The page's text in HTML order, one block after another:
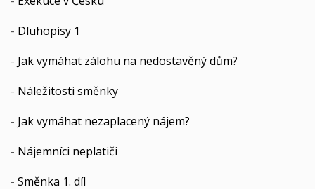
- Dluhopisy 1
- Jak vymáhat zálohu na nedostavěný dům?
- Náležitosti směnky
- Jak vymáhat nezaplacený nájem?
- Nájemníci neplatiči
- Směnka 1. díl